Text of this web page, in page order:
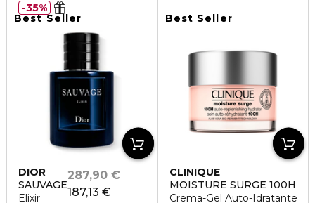
Best Seller
DIOR
SAUVAGE
Elixir
187,13 €
287,90 €
35%
Best Seller
CLINIQUE
MOISTURE SURGE 100H
Crema-Gel Auto-Idratante